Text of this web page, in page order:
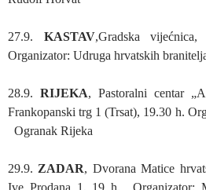
27.9. KASTAV,Gradska
Organizator: Udruga hrvatskih
28.9. RIJEKA, Pastoralni centar
Frankopanski trg 1 (Trsat), 19.30 h.
Ogranak Rijeka
29.9. ZADAR, Dvorana Matice
Ive Prodana 1, 19 h. Organizator: